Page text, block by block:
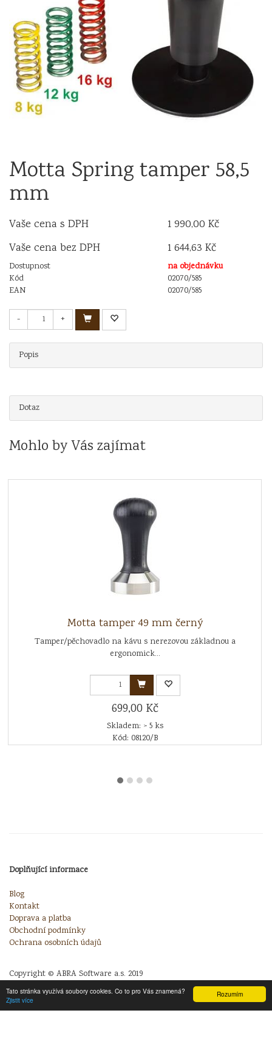
Rozumím
Tato stránka využívá soubory cookies. Co to pro Vás znamená?
Zjistit více
Motta Spring tamper 58,5
mm
Vaše cena s DPH
1 990,00 Kč
Vaše cena bez DPH
1 644,63 Kč
Dostupnost
na objednávku
Kód
02070/585
EAN
02070/585
- +
Popis
Dotaz
Mohlo by Vás zajímat
Motta tamper 49 mm černý
Tamper/pěchovadlo na kávu s nerezovou základnou a
ergonomick...
699,00 Kč
Skladem: > 5 ks
Kód: 08120/B
Doplňující informace
Blog
Kontakt
Doprava a platba
Obchodní podmínky
Ochrana osobních údajů
Copyright © ABRA Software a.s. 2019